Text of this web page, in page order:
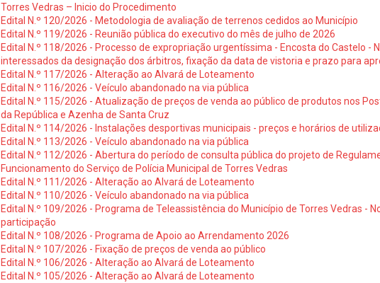
Torres Vedras – Inicio do Procedimento
Edital N.º 120/2026 - Metodologia de avaliação de terrenos cedidos ao Município
Edital N.º 119/2026 - Reunião pública do executivo do mês de julho de 2026
Edital N.º 118/2026 - Processo de expropriação urgentíssima - Encosta do Castelo -
interessados da designação dos árbitros, fixação da data de vistoria e prazo para
Edital N.º 117/2026 - Alteração ao Alvará de Loteamento
Edital N.º 116/2026 - Veículo abandonado na via pública
Edital N.º 115/2026 - Atualização de preços de venda ao público de produtos nos
da República e Azenha de Santa Cruz
Edital N.º 114/2026 - Instalações desportivas municipais - preços e horários de
Edital N.º 113/2026 - Veículo abandonado na via pública
Edital N.º 112/2026 - Abertura do período de consulta pública do projeto de
Funcionamento do Serviço de Polícia Municipal de Torres Vedras
Edital N.º 111/2026 - Alteração ao Alvará de Loteamento
Edital N.º 110/2026 - Veículo abandonado na via pública
Edital N.º 109/2026 - Programa de Teleassistência do Município de Torres Vedras -
participação
Edital N.º 108/2026 - Programa de Apoio ao Arrendamento 2026
Edital N.º 107/2026 - Fixação de preços de venda ao público
Edital N.º 106/2026 - Alteração ao Alvará de Loteamento
Edital N.º 105/2026 - Alteração ao Alvará de Loteamento